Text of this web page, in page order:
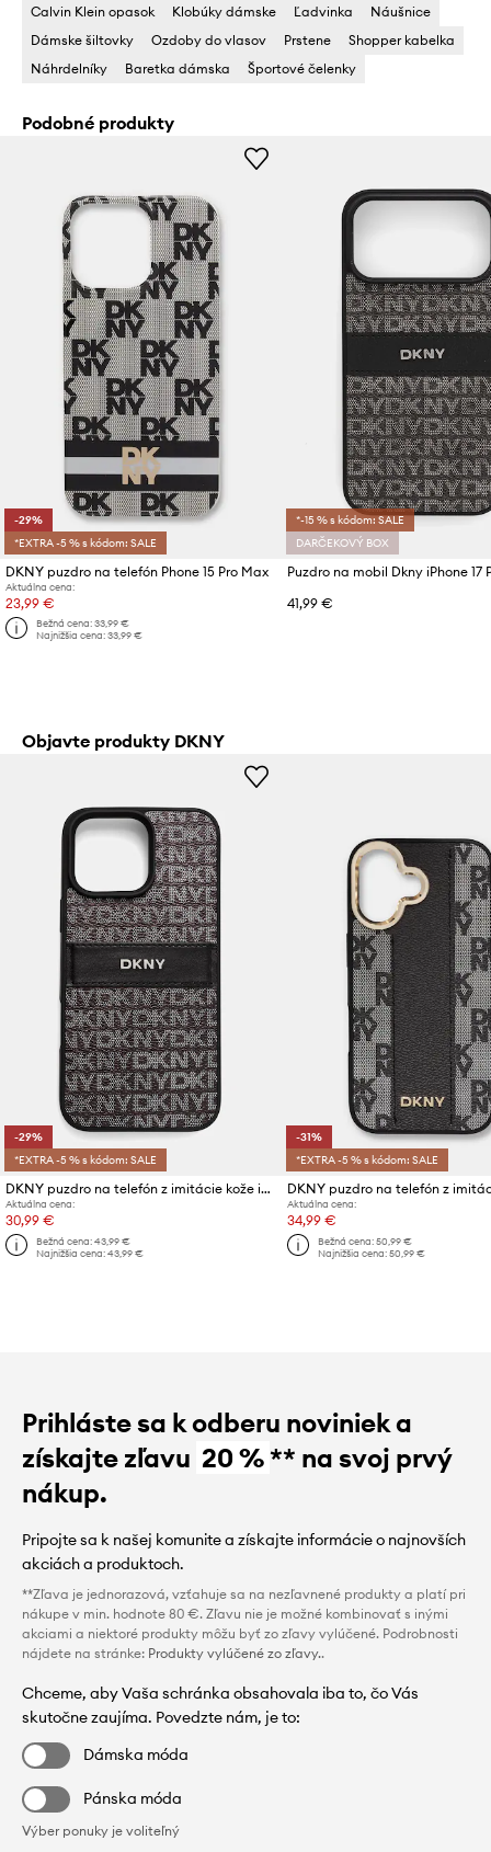
Calvin Klein opasok Klobúky dámske Ľadvinka
Náušnice
Dámske šiltovky
Ozdoby do vlasov Prstene
Shopper kabelka
Náhrdelníky
Baretka dámska Športové čelenky
Podobné produkty
-29%
*EXTRA -5 % s kódom: SALE
DKNY puzdro na telefón Phone 15 Pro Max
Aktuálna cena:
23,99 €
Bežná cena:33,99 €
Najnižšia cena:33,99 €
*-15 % s kódom: SALE
DARČEKOVÝ BOX
Puzdro na mobil Dkny iPhone 17
41,99 €
Objavte produkty DKNY
-29%
*EXTRA -5 % s kódom: SALE
DKNY puzdro na telefón z imitácie kože iPhone 16 Pro Max
Aktuálna cena:
30,99 €
Bežná cena:43,99 €
Najnižšia cena:43,99 €
-31%
*EXTRA -5 % s kódom: SALE
Aktuálna cena:
34,99 €
Bežná cena:50,99 €
Najnižšia cena:50,99 €
Prihláste sa k odberu noviniek a
získajte zľavu 20 %** na svoj prvý
nákup.
Pripojte sa k našej komunite a získajte informácie o najnovších
akciách a produktoch.
**Zľava je jednorazová, vzťahuje sa na nezľavnené produkty a platí pri
nákupe v min. hodnote 80 €. Zľavu nie je možné kombinovať s inými
akciami a niektoré produkty môžu byť zo zľavy vylúčené. Podrobnosti
nájdete na stránke: Produkty vylúčené zo zľavy..
Chceme, aby Vaša schránka obsahovala iba to, čo Vás
skutočne zaujíma. Povedzte nám, je to:
Dámska móda
Pánska móda
Výber ponuky je voliteľný